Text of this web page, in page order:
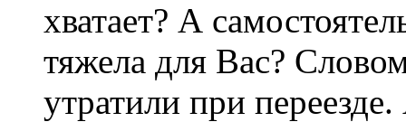
хватает? А
тяжела для Вас?
утратили при